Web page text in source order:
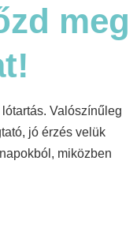
meg
Valószínűleg
jó érzés velük
miközben